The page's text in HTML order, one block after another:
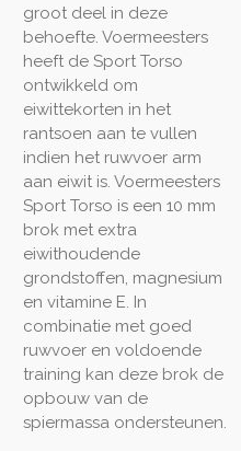
groot deel in deze
behoefte. Voermeesters
heeft de Sport Torso
ontwikkeld om
eiwittekorten in het
rantsoen aan te vullen
indien het ruwvoer arm
aan eiwit is. Voermeesters
Sport Torso is een 10 mm
brok met extra
eiwithoudende
grondstoffen, magnesium
en vitamine E. In
combinatie met goed
ruwvoer en voldoende
training kan deze brok de
opbouw van de
spiermassa ondersteunen.